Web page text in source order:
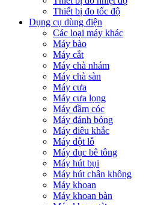
Thiết bị đo tốc độ
Dụng cụ dùng điện
Các loại máy khác
Máy bào
Máy cắt
Máy chà nhám
Máy chà sàn
Máy cưa
Máy cưa lọng
Máy đầm cóc
Máy đánh bóng
Máy điêu khắc
Máy đột lỗ
Máy đục bê tông
Máy hút bụi
Máy hút chân không
Máy khoan
Máy khoan bàn